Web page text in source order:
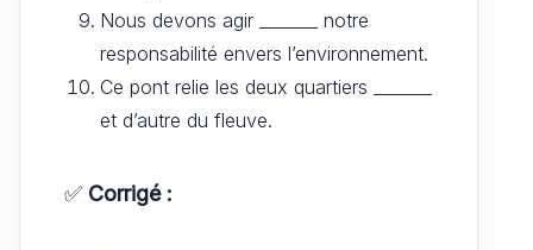
Nous devons agir _______ notre
responsabilité envers l’environnement.
Ce pont relie les deux quartiers _______
et d’autre du fleuve.
✅ Corrigé :